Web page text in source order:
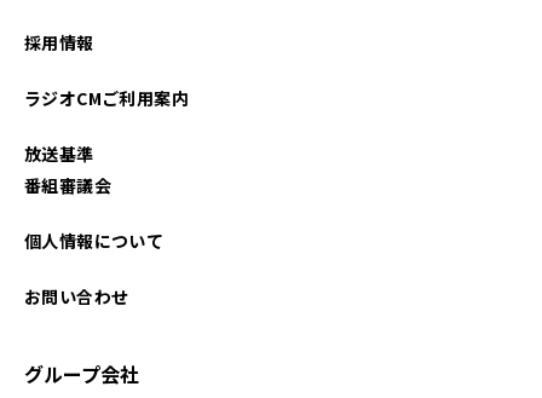
採用情報
ラジオCMご利用案内
放送基準
番組審議会
個人情報について
お問い合わせ
グループ会社